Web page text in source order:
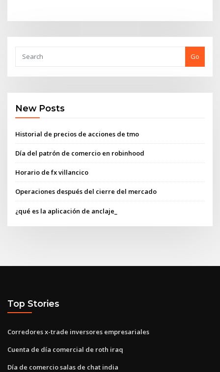
Go
New Posts
Historial de precios de acciones de tmo
Día del patrón de comercio en robinhood
Horario de fx villancico
Operaciones después del cierre del mercado
¿qué es la aplicación de anclaje_
Top Stories
Corredores x-trade inversores empresariales
Cuenta de día comercial de roth iraq
Día de comercio salas de chat india